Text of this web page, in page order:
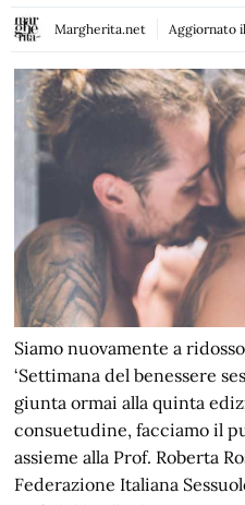
Margherita.net Aggiornato il
Siamo nuovamente a
‘Settimana del benessere
giunta ormai alla quinta
consuetudine, facciamo il
assieme alla Prof. Roberta
Federazione Italiana